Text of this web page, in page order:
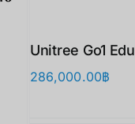
Unitree Go1 Edu
286,000.00฿